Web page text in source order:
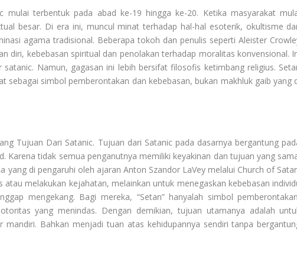
mulai terbentuk pada abad ke-19 hingga ke-20. Ketika masyarakat
besar. Di era ini, muncul minat terhadap hal-hal esoterik, okultisme
agama tradisional. Beberapa tokoh dan penulis seperti Aleister
diri, kebebasan spiritual dan penolakan terhadap moralitas konvensional.
Namun, gagasan ini lebih bersifat filosofis ketimbang religius.
sebagai simbol pemberontakan dan kebebasan, bukan makhluk gaib yang
Tujuan Dari Satanic. Tujuan dari Satanic pada dasarnya bergantung
Karena tidak semua penganutnya memiliki keyakinan dan tujuan yang
di pengaruhi oleh ajaran Anton Szandor LaVey melalui Church of
melakukan kejahatan, melainkan untuk menegaskan kebebasan
mengekang. Bagi mereka, “Setan” hanyalah simbol
yang menindas. Dengan demikian, tujuan utamanya adalah
mandiri. Bahkan menjadi tuan atas kehidupannya sendiri tanpa